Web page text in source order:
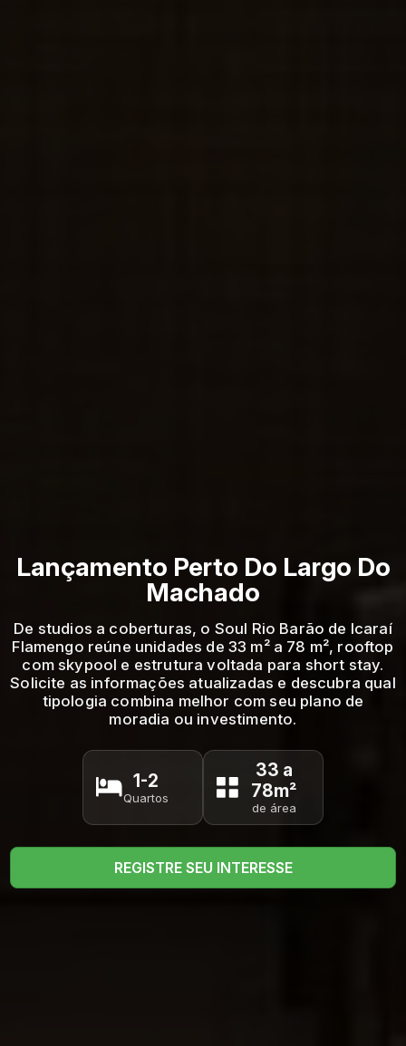
Lançamento Perto Do Largo Do
Machado
De studios a coberturas, o Soul Rio Barão de Icaraí
Flamengo reúne unidades de 33 m² a 78 m², rooftop
com skypool e estrutura voltada para short stay.
Solicite as informações atualizadas e descubra qual
tipologia combina melhor com seu plano de
moradia ou investimento.
1-2
Quartos
33 a
78m²
de área
REGISTRE SEU INTERESSE